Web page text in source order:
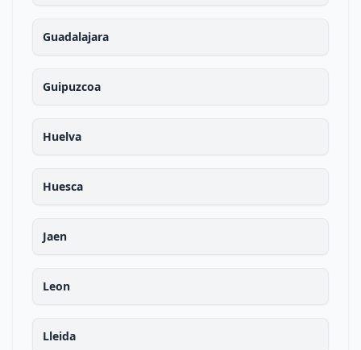
Guadalajara
Guipuzcoa
Huelva
Huesca
Jaen
Leon
Lleida